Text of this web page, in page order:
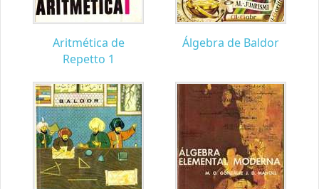
Aritmética de
Repetto 1
Álgebra de Baldor